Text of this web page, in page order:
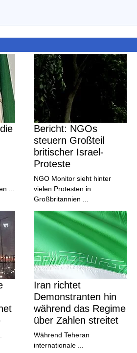
...
Bericht: NGOs
steuern Großteil
britischer Israel-
Proteste
NGO Monitor sieht hinter
vielen Protesten in
Großbritannien ...
Iran richtet
Demonstranten hin
während das Regime
über Zahlen streitet
Während Teheran
internationale ...